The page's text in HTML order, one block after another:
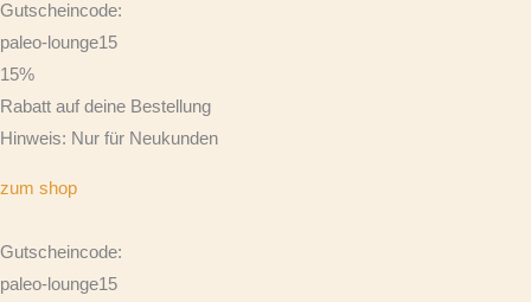
Gutscheincode:
paleo-lounge15
15%
Rabatt auf deine Bestellung
Hinweis: Nur für Neukunden
zum shop
Gutscheincode:
paleo-lounge15